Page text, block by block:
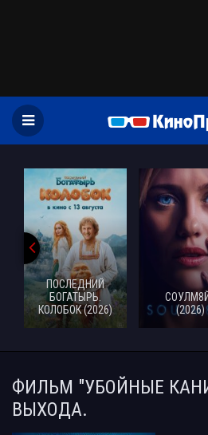
ПОСЛЕДНИЙ
БОГАТЫРЬ.
КОЛОБОК (2026)
(2026)
ФИЛЬМ "УБОЙНЫЕ
ВЫХОДА.